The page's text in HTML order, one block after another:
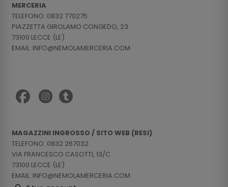
MERCERIA
TELEFONO: 0832 770275
PIAZZETTA GIROLAMO CONGEDO, 23
73100 LECCE (LE)
EMAIL: INFO@NEMOLAMERCERIA.COM
MAGAZZINI INGROSSO / SITO WEB (RESI)
TELEFONO: 0832 267032
VIA FRANCESCO CASOTTI, 13/C
73100 LECCE (LE)
EMAIL: INFO@NEMOLAMERCERIA.COM